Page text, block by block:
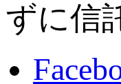
ずに信